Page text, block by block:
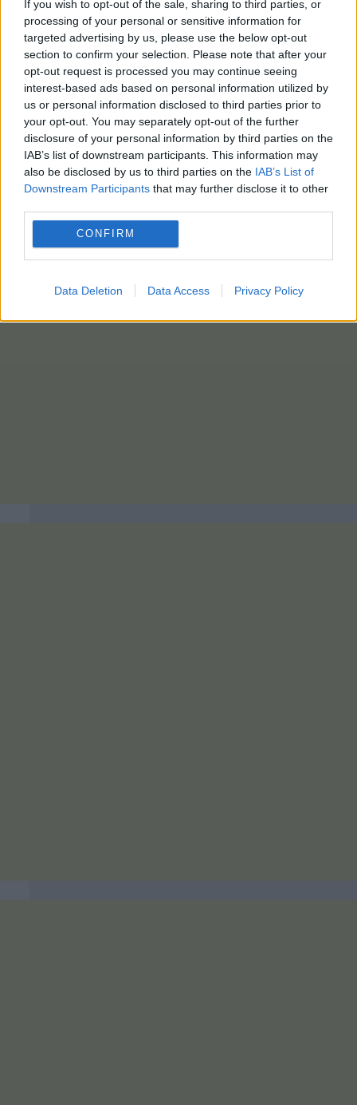
If you wish to opt-out of the sale, sharing to third parties, or
processing of your personal or sensitive information for
targeted advertising by us, please use the below opt-out
section to confirm your selection. Please note that after your
opt-out request is processed you may continue seeing
interest-based ads based on personal information utilized by
us or personal information disclosed to third parties prior to
your opt-out. You may separately opt-out of the further
disclosure of your personal information by third parties on the
IAB’s list of downstream participants. This information may
also be disclosed by us to third parties on the IAB’s List of
Downstream Participants that may further disclose it to other
CONFIRM
Data Deletion Data Access Privacy Policy
όταν βρήκε ένα προ-βικινγκικό σπαθί 1.500 ετών
ενώ κολυμπούσε στη λίμνη Vidöstern στη Σουηδία
το 2018, ενώ έναν χρόνο νωρίτερα, μια ομάδα
κυνηγών ταράνδων σε εξόρμηση στη νότια
Νορβηγία είχε βρει ένα σπαθί 1.100 ετών από την
εποχή των Βίκινγκς σε ένα απομονωμένο βουνό.